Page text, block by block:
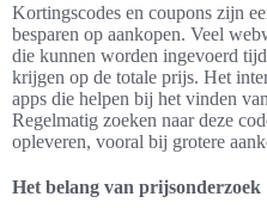
Kortingscodes en coupons zijn
besparen op aankopen. Veel
die kunnen worden ingevoerd
krijgen op de totale prijs. Het
apps die helpen bij het vinden
Regelmatig zoeken naar deze
opleveren, vooral bij grotere
Het belang van prijsonderzoek